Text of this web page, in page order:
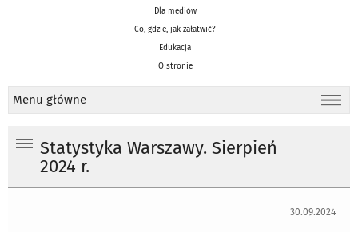
Dla mediów
Co, gdzie, jak załatwić?
Edukacja
O stronie
Menu główne
Statystyka Warszawy. Sierpień
2024 r.
30.09.2024